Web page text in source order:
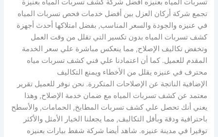
تسربات المياه بعنيزه افضل شركة كشف تسربات المياه بعنيزة
تجمع شركة أركان العزل بين أفضل خدمات فحص تسربات المياه
في عنيزه والجودة والسعر المناسب, بفضل امتلاكها أحدث أجهزة
كشف تسربات المياه بدون تكسير التي تقلل من وقت العمل
وتخفض تكاليف الإصلاح, مما ينعكس مباشرة علي سعر الخدمة
المقدم للعميل. كما أن اعتمادنا علي فني كشف تسربات مياه
محترف في عنيزه يقلل من الأخطاء ويمنع التكاليف
الإضافية الناتجة عن الإصلاحات المتكررة. نحن نوفر للعميل تقرير
معتمد عن كشف تسربات المياه مع ضمان خدمة الإصلاح, وهذا
يعني أنك تحصل علي كشف تسربات المطابخ, الحمامات, والأسطح
باحترافية ودقة وبأقل التكاليف, مما يجعلنا الخيار الأمثل والأكثر
توفيرا في مدينة عنيزه. شاهد أيضا شركة شفط بيارات بعنيزه